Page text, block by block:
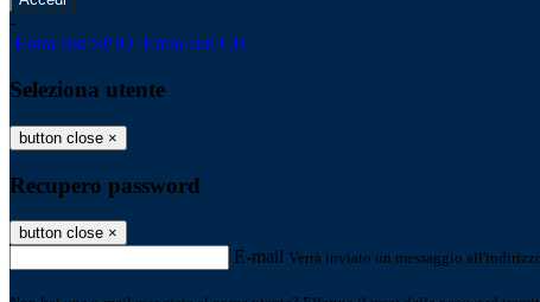
-
Entra con SPID Entra con CIE
Seleziona utente
button close ×
Recupero password
button close ×
E-mail Verrà inviato un messaggio